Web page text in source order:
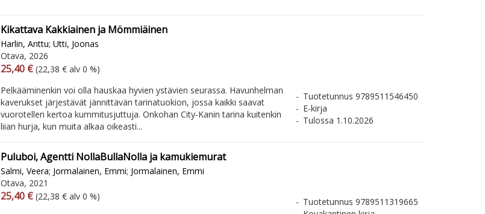
Kikattava Kakkiainen ja Mömmiäinen
Harlin, Anttu; Utti, Joonas
Otava, 2026
Arvonlisäverollinen hinta
25,40 € Arvonlisäveroton hinta
(22,38 € alv 0 %)
Pelkääminenkin voi olla hauskaa hyvien ystävien seurassa. Havunhelman
kaverukset järjestävät jännittävän tarinatuokion, jossa kaikki saavat
vuorotellen kertoa kummitusjuttuja. Onkohan City-Kanin tarina kuitenkin
liian hurja, kun muita alkaa oikeasti...
Tuotetunnus 9789511546450
E-kirja
Tulossa 1.10.2026
Puluboi, Agentti NollaBullaNolla ja kamukiemurat
Salmi, Veera; Jormalainen, Emmi; Jormalainen, Emmi
Otava, 2021
Arvonlisäverollinen hinta
25,40 € Arvonlisäveroton hinta
(22,38 € alv 0 %)
Tuotetunnus 9789511319665